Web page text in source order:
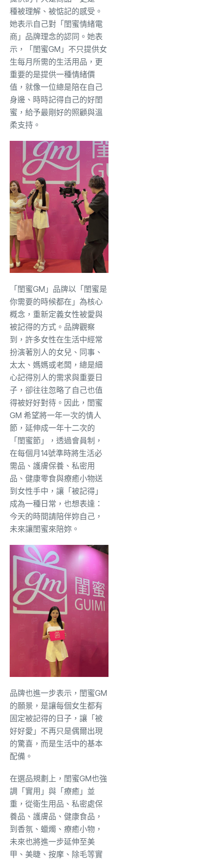
種被理解、被惦記的感受。
她表示自己對「閨蜜情緒電
商」品牌理念的認同。她表
示，「閨蜜GM」不只提供女
生每月所需的生活用品，更
重要的是提供一種情緒價
值，就像一位總是陪在自己
身邊、時時記得自己的好閨
蜜，給予最剛好的照顧與溫
柔支持。
「閨蜜GM」品牌以「閨蜜是
你需要的時候都在」為核心
概念，重新定義女性被愛與
被記得的方式。品牌觀察
到，許多女性在生活中經常
扮演著別人的女兒、同事、
太太、媽媽或老闆，總是細
心記得別人的需求與重要日
子，卻往往忽略了自己也值
得被好好對待。因此，閨蜜
GM 希望將一年一次的情人
節，延伸成一年十二次的
「閨蜜節」，透過會員制，
在每個月14號準時將生活必
需品、護膚保養、私密用
品、健康零食與療癒小物送
到女性手中，讓「被記得」
成為一種日常，也想表達：
今天的時間請陪伴妳自己，
未來讓閨蜜來陪妳。
品牌也進一步表示，閨蜜GM
的願景，是讓每個女生都有
固定被記得的日子，讓「被
好好愛」不再只是偶爾出現
的驚喜，而是生活中的基本
配備。
在選品規劃上，閨蜜GM也強
調「實用」與「療癒」並
重，從衛生用品、私密處保
養品、護膚品、健康食品，
到香氛、蠟燭、療癒小物，
未來也將進一步延伸至美
甲、美睫、按摩、除毛等實